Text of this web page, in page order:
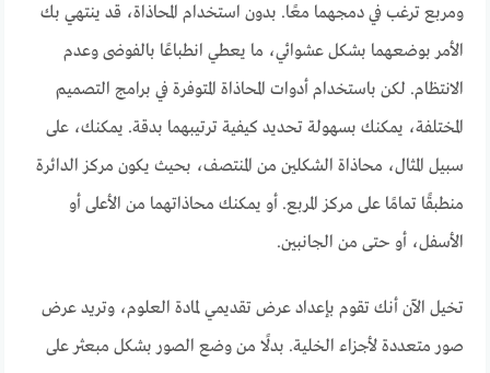
ومربع ترغب في دمجهما معًا. بدون استخدام المحاذاة، قد ينتهي بك
الأمر بوضعهما بشكل عشوائي، ما يعطي انطباعًا بالفوضى وعدم
الانتظام. لكن باستخدام أدوات المحاذاة المتوفرة في برامج التصميم
المختلفة، يمكنك بسهولة تحديد كيفية ترتيبهما بدقة. يمكنك، على
سبيل المثال، محاذاة الشكلين من المنتصف، بحيث يكون مركز الدائرة
منطبقًا تمامًا على مركز المربع. أو يمكنك محاذاتهما من الأعلى أو
الأسفل، أو حتى من الجانبين.
تخيل الآن أنك تقوم بإعداد عرض تقديمي لمادة العلوم، وتريد عرض
صور متعددة لأجزاء الخلية. بدلًا من وضع الصور بشكل مبعثر على